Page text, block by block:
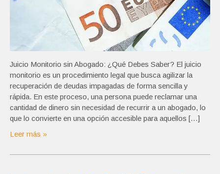
Juicio Monitorio sin Abogado: ¿Qué Debes Saber? El juicio
monitorio es un procedimiento legal que busca agilizar la
recuperación de deudas impagadas de forma sencilla y
rápida. En este proceso, una persona puede reclamar una
cantidad de dinero sin necesidad de recurrir a un abogado, lo
que lo convierte en una opción accesible para aquellos […]
Leer más »